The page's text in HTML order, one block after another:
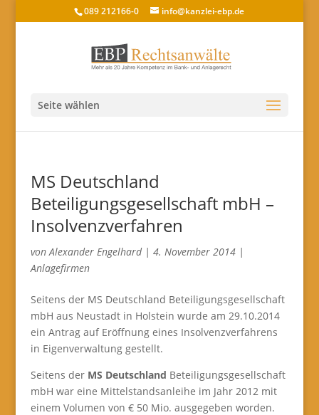
089 212166-0 info@kanzlei-ebp.de
Seite wählen
MS Deutschland
Beteiligungsgesellschaft mbH –
Insolvenzverfahren
vonAlexander Engelhard| 4. November 2014|
Anlagefirmen
Seitens der MS Deutschland Beteiligungsgesellschaft
mbH aus Neustadt in Holstein wurde am 29.10.2014
ein Antrag auf Eröffnung eines Insolvenzverfahrens
in Eigenverwaltung gestellt.
Seitens der MS Deutschland Beteiligungsgesellschaft
mbH war eine Mittelstandsanleihe im Jahr 2012 mit
einem Volumen von € 50 Mio. ausgegeben worden.